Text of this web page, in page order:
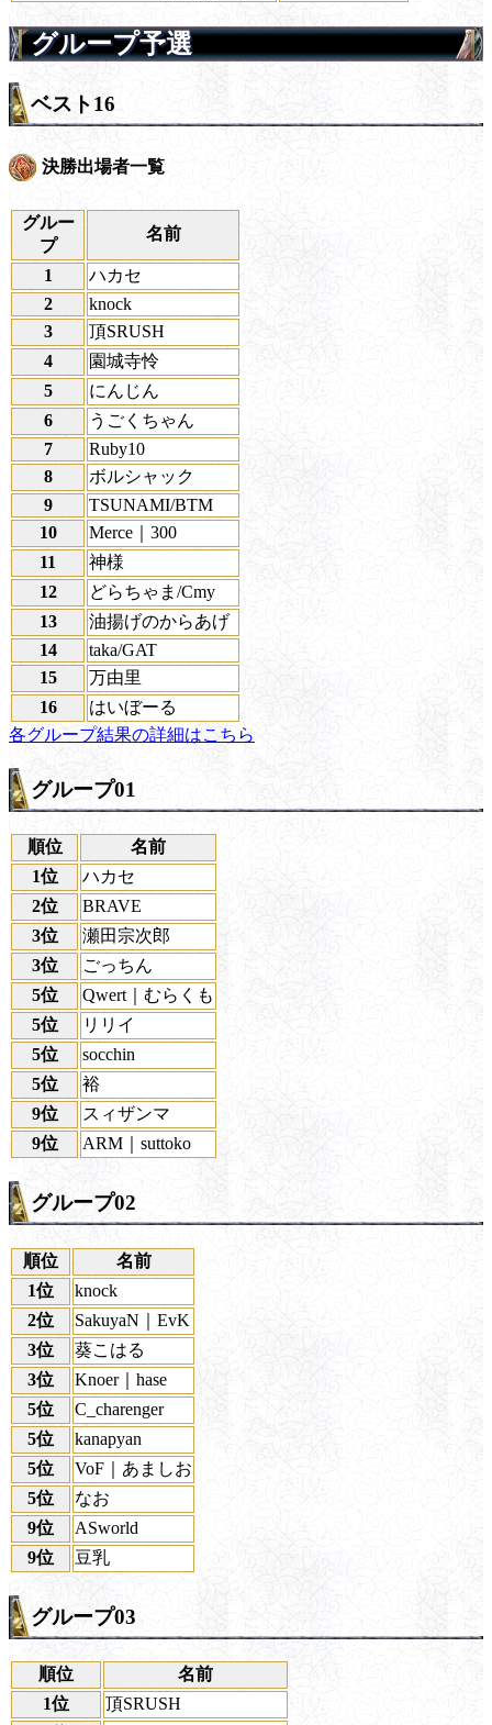
グループ予選
ベスト16
決勝出場者一覧
グルー
プ
名前
1
ハカセ
2
knock
3
頂SRUSH
4
園城寺怜
5
にんじん
6
うごくちゃん
7
Ruby10
8
ボルシャック
9
TSUNAMI/BTM
10
Merce｜300
11
神様
12
どらちゃま/Cmy
13
油揚げのからあげ
14
taka/GAT
15
万由里
16
はいぼーる
各グループ結果の詳細はこちら
グループ01
順位
名前
1位
ハカセ
2位
BRAVE
3位
瀬田宗次郎
3位
ごっちん
5位
Qwert｜むらくも
5位
リリイ
5位
socchin
5位
裕
9位
スィザンマ
9位
ARM｜suttoko
グループ02
順位
名前
1位
knock
2位
SakuyaN｜EvK
3位
葵こはる
3位
Knoer｜hase
5位
C_charenger
5位
kanapyan
5位
VoF｜あましお
5位
なお
9位
ASworld
9位
豆乳
グループ03
順位
名前
1位
頂SRUSH